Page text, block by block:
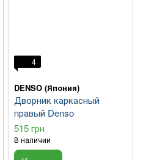
4
DENSO (Япония)
Дворник каркасный
правый Denso
515 грн
В наличии